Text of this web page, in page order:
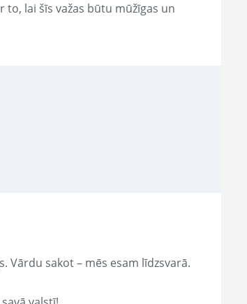
to, lai šīs važas būtu mūžīgas un
Vārdu sakot – mēs esam līdzsvarā.